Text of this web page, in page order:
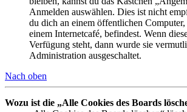
Anmelden auswählen. Dies ist nicht
du dich an einem öffentlichen
einem Internetcafé, befindest. Wenn
Verfügung steht, dann wurde sie
Administration ausgeschaltet.
Nach oben
Wozu ist die „Alle Cookies des Boards